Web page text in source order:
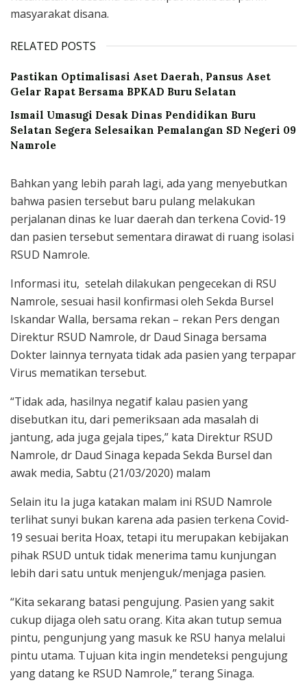
masyarakat disana.
RELATED POSTS
Pastikan Optimalisasi Aset Daerah, Pansus Aset
Gelar Rapat Bersama BPKAD Buru Selatan
Ismail Umasugi Desak Dinas Pendidikan Buru
Selatan Segera Selesaikan Pemalangan SD Negeri 09
Namrole
Bahkan yang lebih parah lagi, ada yang menyebutkan
bahwa pasien tersebut baru pulang melakukan
perjalanan dinas ke luar daerah dan terkena Covid-19
dan pasien tersebut sementara dirawat di ruang isolasi
RSUD Namrole.
Informasi itu, setelah dilakukan pengecekan di RSU
Namrole, sesuai hasil konfirmasi oleh Sekda Bursel
Iskandar Walla, bersama rekan – rekan Pers dengan
Direktur RSUD Namrole, dr Daud Sinaga bersama
Dokter lainnya ternyata tidak ada pasien yang terpapar
Virus mematikan tersebut.
“Tidak ada, hasilnya negatif kalau pasien yang
disebutkan itu, dari pemeriksaan ada masalah di
jantung, ada juga gejala tipes,” kata Direktur RSUD
Namrole, dr Daud Sinaga kepada Sekda Bursel dan
awak media, Sabtu (21/03/2020) malam
Selain itu Ia juga katakan malam ini RSUD Namrole
terlihat sunyi bukan karena ada pasien terkena Covid-
19 sesuai berita Hoax, tetapi itu merupakan kebijakan
pihak RSUD untuk tidak menerima tamu kunjungan
lebih dari satu untuk menjenguk/menjaga pasien.
“Kita sekarang batasi pengujung. Pasien yang sakit
cukup dijaga oleh satu orang. Kita akan tutup semua
pintu, pengunjung yang masuk ke RSU hanya melalui
pintu utama. Tujuan kita ingin mendeteksi pengujung
yang datang ke RSUD Namrole,” terang Sinaga.